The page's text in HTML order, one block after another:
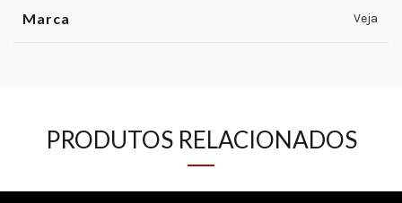
Marca Veja
PRODUTOS RELACIONADOS